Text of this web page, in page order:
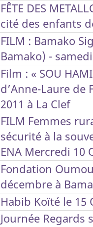
FÊTE DES
cité des enfants
FILM : Bamako
Bamako) -
Film : « SOU
d’Anne-Laure de
2011 à La Clef
FILM Femmes
sécurité à la
ENA Mercredi 10
Fondation
décembre à
Habib Koïté le 15
Journée Regards